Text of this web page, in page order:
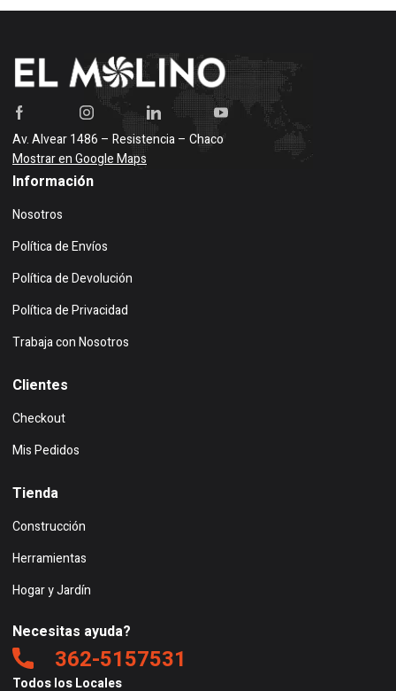
Av. Alvear 1486 – Resistencia – Chaco
Mostrar en Google Maps
Información
Nosotros
Política de Envíos
Política de Devolución
Política de Privacidad
Trabaja con Nosotros
Clientes
Checkout
Mis Pedidos
Tienda
Construcción
Herramientas
Hogar y Jardín
Necesitas ayuda?
362-5157531
Todos los Locales